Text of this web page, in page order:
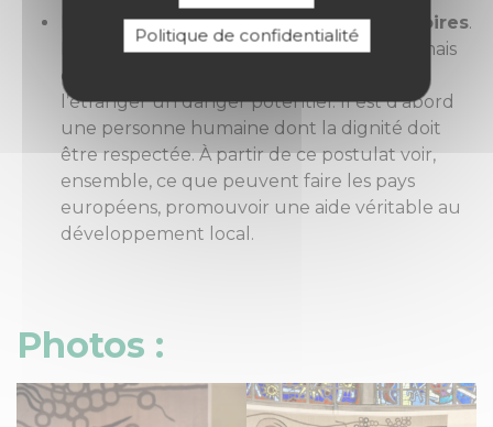
La question de la gestion desflux migratoires.
Il ne s’agit pas d’accueillir tout le monde mais
de réagir contre le discours qui fait de
l’étranger un danger potentiel. Il est d’abord
une personne humaine dont la dignité doit
être respectée. À partir de ce postulat voir,
ensemble, ce que peuvent faire les pays
européens, promouvoir une aide véritable au
développement local.
Photos :
Politique de confidentialité